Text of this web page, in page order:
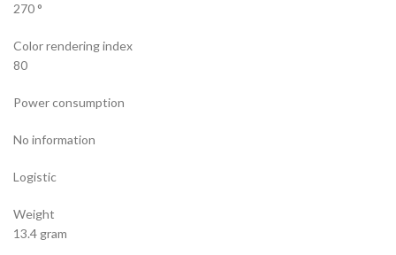
270 °
Color rendering index
80
Power consumption
No information
Logistic
Weight
13.4 gram